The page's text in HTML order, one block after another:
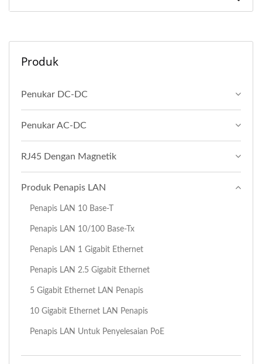
Produk
Penukar DC-DC
Penukar AC-DC
RJ45 Dengan Magnetik
Produk Penapis LAN
Penapis LAN 10 Base-T
Penapis LAN 10/100 Base-Tx
Penapis LAN 1 Gigabit Ethernet
Penapis LAN 2.5 Gigabit Ethernet
5 Gigabit Ethernet LAN Penapis
10 Gigabit Ethernet LAN Penapis
Penapis LAN Untuk Penyelesaian PoE